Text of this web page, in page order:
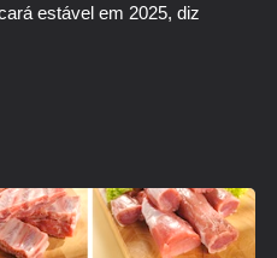
estável em 2025, diz